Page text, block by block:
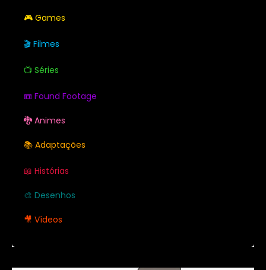
🎮 Games
🎬 Filmes
📺 Séries
📼 Found Footage
🐉 Animes
📚 Adaptações
📖 Histórias
🎨 Desenhos
🎥 Vídeos